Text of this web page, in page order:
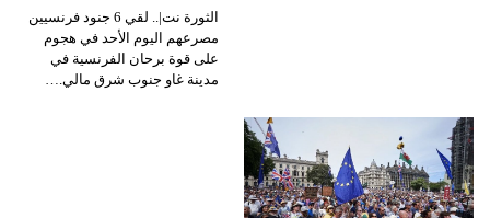
الثورة نت|.. لقي 6 جنود فرنسيين
مصرعهم اليوم الأحد في هجوم
على قوة برحان الفرنسية في
مدينة غاو جنوب شرق مالي.…